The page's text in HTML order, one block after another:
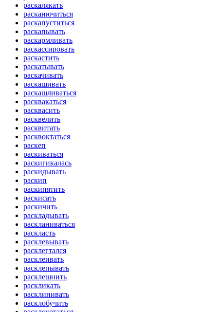
раскалякать
расканючиться
раскапуститься
раскапывать
раскармливать
раскассировать
раскастить
раскатывать
раскачивать
раскашивать
раскашливаться
расквакаться
расквасить
расквелить
расквитать
расквоктаться
раскеп
раскиваться
раскигикалась
раскидывать
раскип
раскипятить
раскисать
раскичить
раскладывать
раскланиваться
раскласть
расклевывать
расклегтался
расклеивать
расклепывать
расклешнить
раскликать
расклинивать
расклобучить